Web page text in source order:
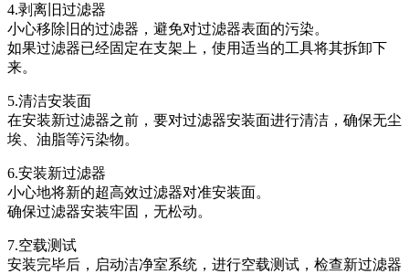
4.剥离旧过滤器
小心移除旧的过滤器，避免对过滤器表面的污染。
如果过滤器已经固定在支架上，使用适当的工具将其拆卸下
来。
5.清洁安装面
在安装新过滤器之前，要对过滤器安装面进行清洁，确保无尘
埃、油脂等污染物。
6.安装新过滤器
小心地将新的超高效过滤器对准安装面。
确保过滤器安装牢固，无松动。
7.空载测试
安装完毕后，启动洁净室系统，进行空载测试，检查新过滤器